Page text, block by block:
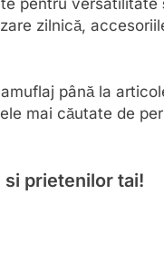
zilnică,
până la
mai căutate de
prietenilor tai!